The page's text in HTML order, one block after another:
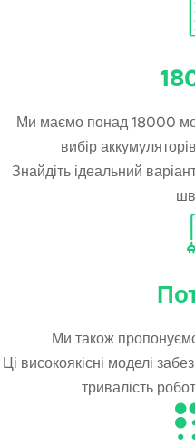
Ми маємо понад 18000
вибір
Знайдіть ідеальний
Ми також
Ці високоякісні моделі
тривалість